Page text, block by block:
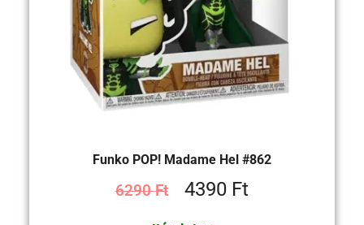
Funko POP! Madame Hel #862
6290Ft 4390 Ft